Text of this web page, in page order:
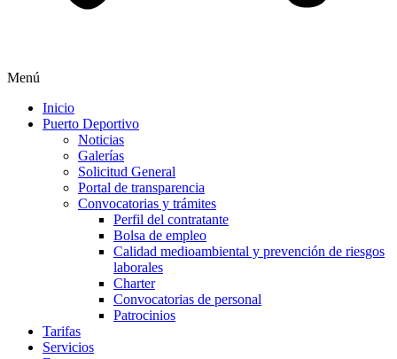
Menú
Inicio
Puerto Deportivo
Noticias
Galerías
Solicitud General
Portal de transparencia
Convocatorias y trámites
Perfil del contratante
Bolsa de empleo
Calidad medioambiental y prevención de riesgos
laborales
Charter
Convocatorias de personal
Patrocinios
Tarifas
Servicios